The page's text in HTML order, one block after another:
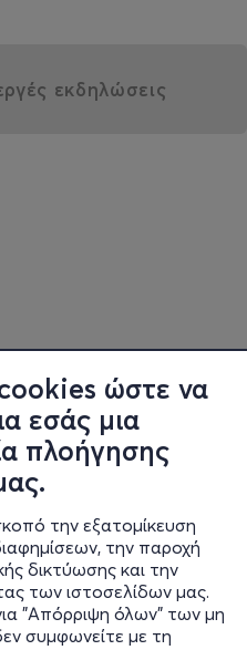
ώστε να
εσάς μια
πλοήγησης
την εξατομίκευση
την παροχή
δικτύωσης και την
των ιστοσελίδων μας.
"Απόρριψη όλων" των μη
συμφωνείτε με τη
εκδηλώσεις